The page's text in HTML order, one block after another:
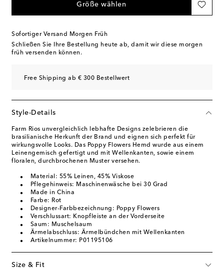
Größe wählen
Sofortiger Versand Morgen Früh
Schließen Sie Ihre Bestellung heute ab, damit wir diese morgen
früh versenden können.
Free Shipping ab € 300 Bestellwert
Style-Details
Farm Rios unvergleichlich lebhafte Designs zelebrieren die
brasilianische Herkunft der Brand und eignen sich perfekt für
wirkungsvolle Looks. Das Poppy Flowers Hemd wurde aus einem
Leinengemisch gefertigt und mit Wellenkanten, sowie einem
floralen, durchbrochenen Muster versehen.
Material: 55% Leinen, 45% Viskose
Pflegehinweis: Maschinenwäsche bei 30 Grad
Made in China
Farbe: Rot
Designer-Farbbezeichnung: Poppy Flowers
Verschlussart: Knopfleiste an der Vorderseite
Saum: Muschelsaum
Ärmelabschluss: Ärmelbündchen mit Wellenkanten
Artikelnummer: P01195106
Size & Fit